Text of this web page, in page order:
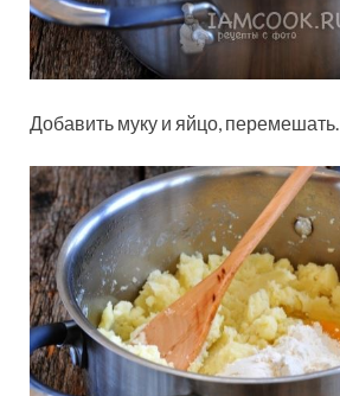
Добавить муку и яйцо, перемешать.